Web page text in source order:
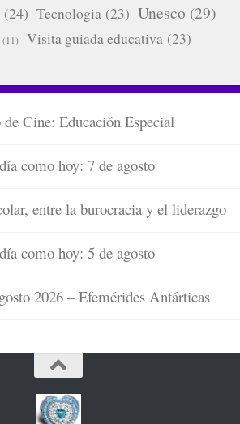
(24) Tecnologia (23) Unesco (29)
(11) Visita guiada educativa (23)
de Cine: Educación Especial
como hoy: 7 de agosto
entre la burocracia y el liderazgo
como hoy: 5 de agosto
2026 – Efemérides Antárticas